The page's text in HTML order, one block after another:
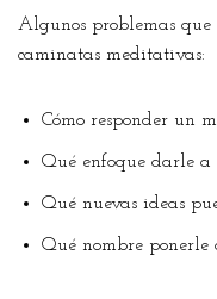
Algunos problemas que
caminatas meditativas:
Cómo responder un
Qué enfoque darle
Qué nuevas ideas
Qué nombre ponerle